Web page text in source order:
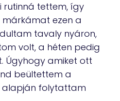
tettem, így
ezen a
tavaly nyáron,
volt, a héten pedig
Úgyhogy amiket ott
beültettem a
alapján folytattam